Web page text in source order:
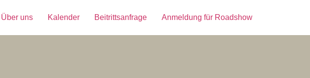
Über uns Kalender Beitrittsanfrage Anmeldung für Roadshow